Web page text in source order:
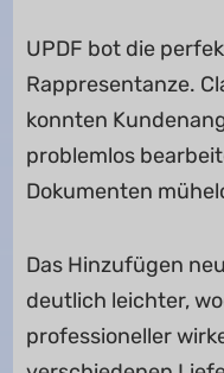
UPDF bot die
Rappresentanze.
konnten
problemlos
Dokumenten
Das Hinzufügen
deutlich leichter,
professioneller